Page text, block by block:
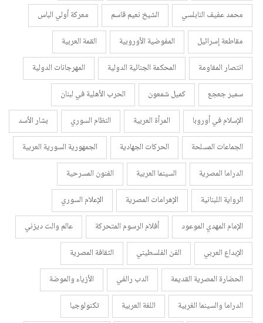
محمد عفيف النابلسي
الشيخ نعيم قاسم
معركة أولي الباس
مقاطعة إسرائيل
المفوضية الأوروبية
القمة العربية
انتصار المقاومة
المحكمة الجنائية الدولية
المهرجانات الدولية
سمير جعجع
كميل شمعون
الحرب الأهلية في لبنان
الإسلام في أوروبا
المرأة العربية النظام السوري
بشار الأسد
الجماعات المسلحة
الحركات الجهادية
الجمهورية السورية العربية
الدراما المصرية
السينما العربية
الفنون المسرحية
الرواية اللبنانية
الإهرامات المصرية
الإعلام السوري
الإمام المهدي الموعود
أفلام الرسوم المتحركة
عالم والت ديزني
الإبداع العربي
الفن الفلسطيني
الثقافة المصرية
الحضارة المصرية القديمة
الدب رالفي
الأزياء والموضة
الدراما والسينما الغربية
اللغة العربية
تكنولوجيا